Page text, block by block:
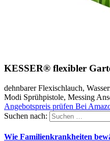
KESSER® flexibler
dehnbarer Flexischlauch,
Modi Sprühpistole, Messing
Angebotspreis prüfen Bei
Suchen nach:
Wie Familienkrankheiten